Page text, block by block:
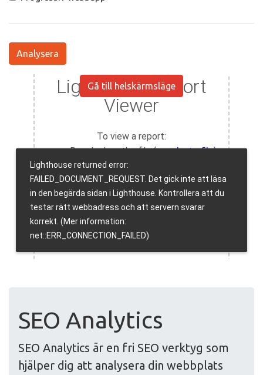
Analysera
Gå till helskärmsläge
SEO Analytics
SEO Analytics är en fri SEO verktyg som
hjälper dig att analysera din webbplats